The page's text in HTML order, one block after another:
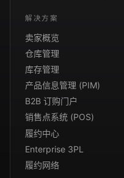
解决方案
卖家概览
仓库管理
库存管理
产品信息管理 (PIM)
B2B 订购门户
销售点系统 (POS)
履约中心
Enterprise 3PL
履约网络